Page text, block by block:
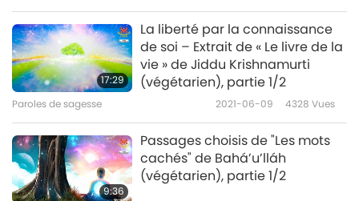
17:29
La liberté par la connaissance
de soi – Extrait de « Le livre de la
vie » de Jiddu Krishnamurti
(végétarien), partie 1/2
Paroles de sagesse 2021-06-09 4328 Vues
9:36
Passages choisis de "Les mots
cachés" de Bahá’u’lláh
(végétarien), partie 1/2